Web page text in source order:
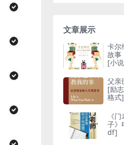
文章展示
卡尔
故事
[ 小
父亲
[ 励
格式
《
子》
df]